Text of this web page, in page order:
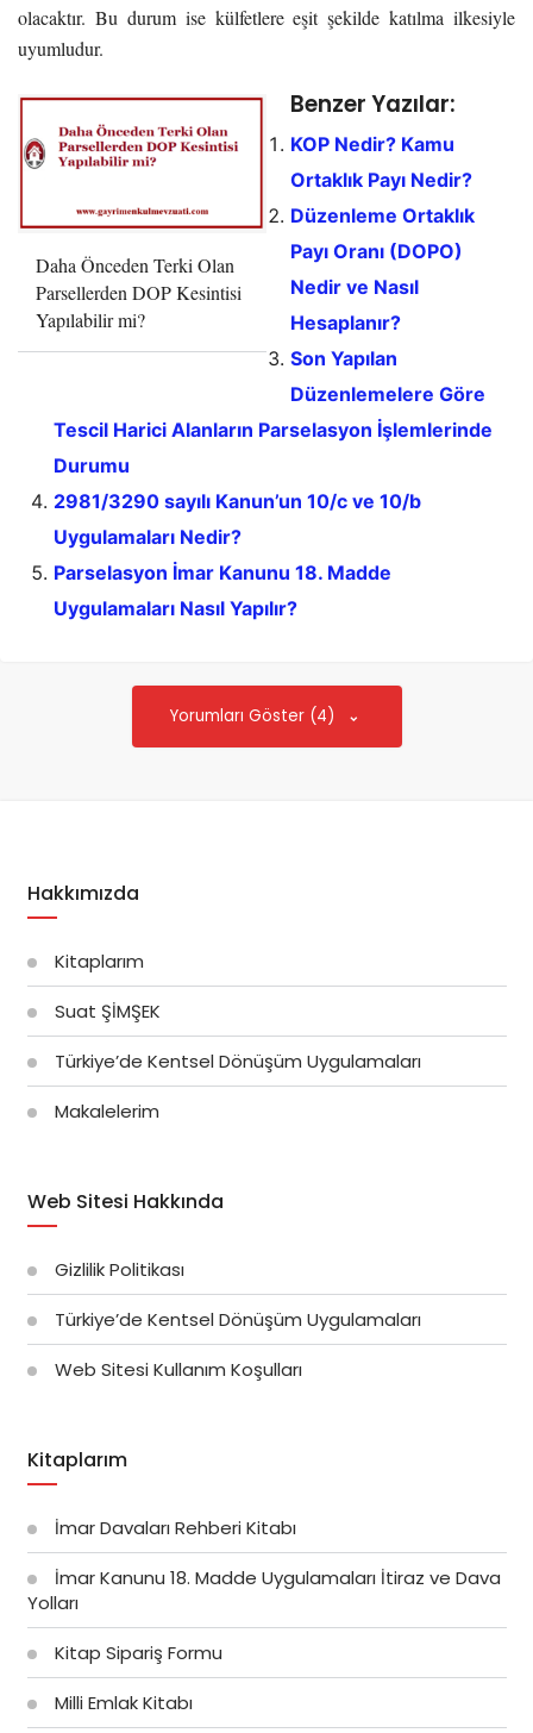
olacaktır. Bu durum ise külfetlere eşit şekilde katılma ilkesiyle
uyumludur.
Daha Önceden Terki Olan
Parsellerden DOP Kesintisi
Yapılabilir mi?
Benzer Yazılar:
KOP Nedir? Kamu
Ortaklık Payı Nedir?
Düzenleme Ortaklık
Payı Oranı (DOPO)
Nedir ve Nasıl
Hesaplanır?
Son Yapılan
Düzenlemelere Göre
Tescil Harici Alanların Parselasyon İşlemlerinde
Durumu
2981/3290 sayılı Kanun’un 10/c ve 10/b
Uygulamaları Nedir?
Parselasyon İmar Kanunu 18. Madde
Uygulamaları Nasıl Yapılır?
Yorumları Göster (4)
Hakkımızda
Kitaplarım
Suat ŞİMŞEK
Türkiye’de Kentsel Dönüşüm Uygulamaları
Makalelerim
Web Sitesi Hakkında
Gizlilik Politikası
Türkiye’de Kentsel Dönüşüm Uygulamaları
Web Sitesi Kullanım Koşulları
Kitaplarım
İmar Davaları Rehberi Kitabı
İmar Kanunu 18. Madde Uygulamaları İtiraz ve Dava
Yolları
Kitap Sipariş Formu
Milli Emlak Kitabı